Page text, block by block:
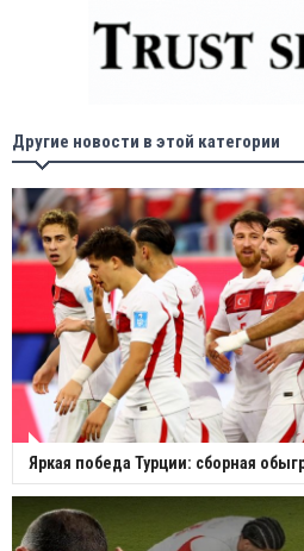
Другие новости в этой категории
Яркая победа Турции: сборная